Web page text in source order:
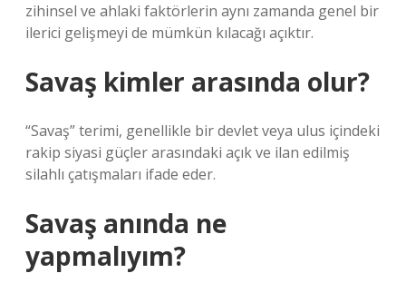
zihinsel ve ahlaki faktörlerin aynı zamanda genel bir
ilerici gelişmeyi de mümkün kılacağı açıktır.
Savaş kimler arasında olur?
“Savaş” terimi, genellikle bir devlet veya ulus içindeki
rakip siyasi güçler arasındaki açık ve ilan edilmiş
silahlı çatışmaları ifade eder.
Savaş anında ne
yapmalıyım?